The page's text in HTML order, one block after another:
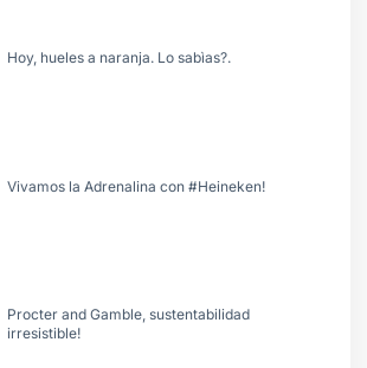
Hoy, hueles a naranja. Lo sabìas?.
Vivamos la Adrenalina con #Heineken!
Procter and Gamble, sustentabilidad
irresistible!